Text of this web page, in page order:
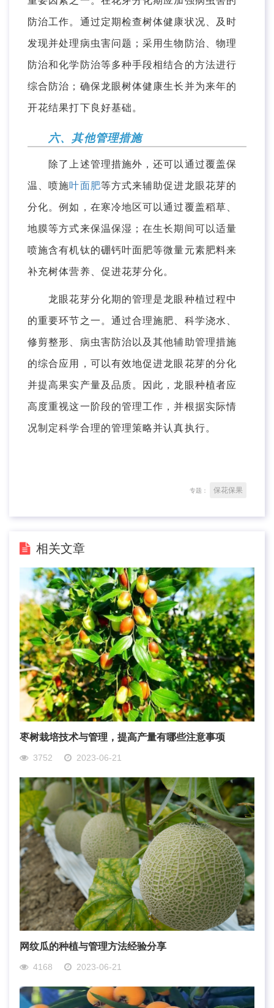
防治工作。通过定期检查树体健康状况、及时
发现并处理病虫害问题；采用生物防治、物理
防治和化学防治等多种手段相结合的方法进行
综合防治；确保龙眼树体健康生长并为来年的
开花结果打下良好基础。
六、其他管理措施
除了上述管理措施外，还可以通过覆盖保
温、喷施叶面肥等方式来辅助促进龙眼花芽的
分化。例如，在寒冷地区可以通过覆盖稻草、
地膜等方式来保温保湿；在生长期间可以适量
喷施含有机钛的硼钙叶面肥等微量元素肥料来
补充树体营养、促进花芽分化。
龙眼花芽分化期的管理是龙眼种植过程中
的重要环节之一。通过合理施肥、科学浇水、
修剪整形、病虫害防治以及其他辅助管理措施
的综合应用，可以有效地促进龙眼花芽的分化
并提高果实产量及品质。因此，龙眼种植者应
高度重视这一阶段的管理工作，并根据实际情
况制定科学合理的管理策略并认真执行。
专题： 保花保果
相关文章
枣树栽培技术与管理，提高产量有哪些注意事项
3752 2023-06-21
网纹瓜的种植与管理方法经验分享
4168 2023-06-21